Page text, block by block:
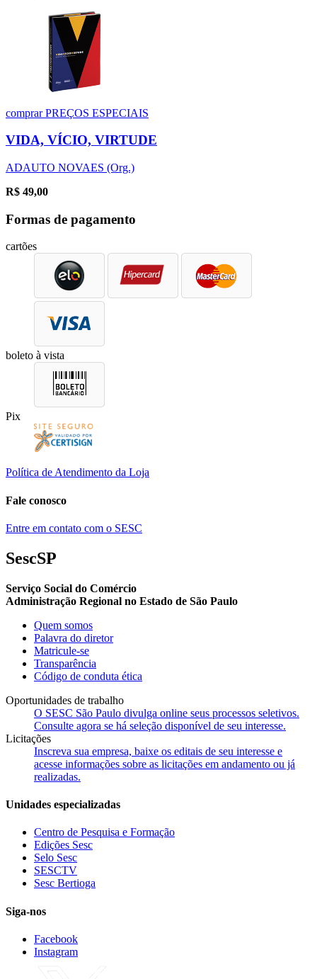
comprarPREÇOS ESPECIAIS
VIDA, VÍCIO, VIRTUDE
ADAUTO NOVAES (Org.)
R$ 49,00
Formas de pagamento
cartões
boleto à vista
Pix
Política de Atendimento da Loja
Fale conosco
Entre em contato com o SESC
SescSP
Serviço Social do Comércio
Administração Regional no Estado de São Paulo
Quem somos
Palavra do diretor
Matricule-se
Transparência
Código de conduta ética
Oportunidades de trabalho
O SESC São Paulo divulga online seus processos seletivos.
Consulte agora se há seleção disponível de seu interesse.
Licitações
Inscreva sua empresa, baixe os editais de seu interesse e
acesse informações sobre as licitações em andamento ou já
realizadas.
Unidades especializadas
Centro de Pesquisa e Formação
Edições Sesc
Selo Sesc
SESCTV
Sesc Bertioga
Siga-nos
Facebook
Instagram